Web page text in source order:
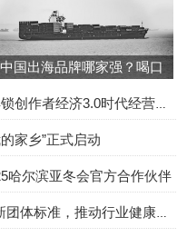
选剧本和创作角色的能
王楚然在剧里顶着一个正
演技还跟不上，这个角色
眼狼”，被吐槽也在意料之
中国出海品牌哪家强？喝口
家乡”正式启动
哈尔滨亚冬会官方合作伙伴